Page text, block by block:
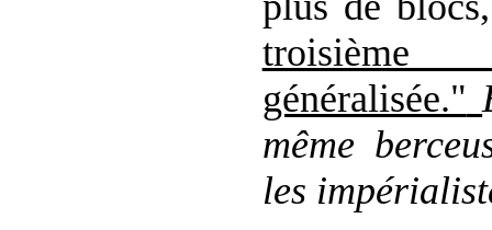
troisième
généralisée."
même
les